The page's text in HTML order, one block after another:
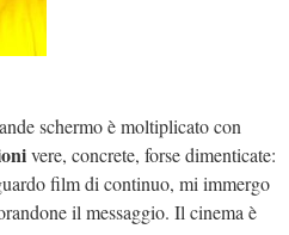
schermo è moltiplicato con
vere, concrete, forse dimenticate:
film di continuo, mi immergo
il messaggio. Il cinema è